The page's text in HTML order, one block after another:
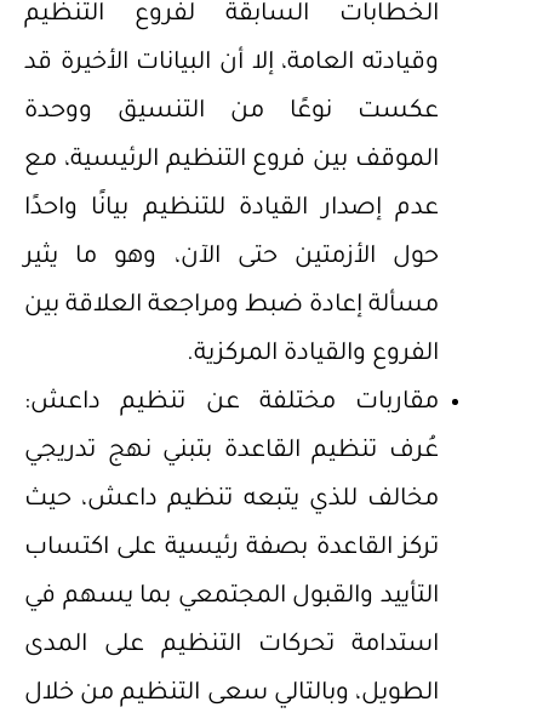
الخطابات السابقة لفروع التنظيم
وقيادته العامة، إلا أن البيانات الأخيرة قد
عكست نوعًا من التنسيق ووحدة
الموقف بين فروع التنظيم الرئيسية، مع
عدم إصدار القيادة للتنظيم بيانًا واحدًا
حول الأزمتين حتى الآن، وهو ما يثير
مسألة إعادة ضبط ومراجعة العلاقة بين
الفروع والقيادة المركزية.
مقاربات مختلفة عن تنظيم داعش:
عُرف تنظيم القاعدة بتبني نهج تدريجي
مخالف للذي يتبعه تنظيم داعش، حيث
تركز القاعدة بصفة رئيسية على اكتساب
التأييد والقبول المجتمعي بما يسهم في
استدامة تحركات التنظيم على المدى
الطويل، وبالتالي سعى التنظيم من خلال